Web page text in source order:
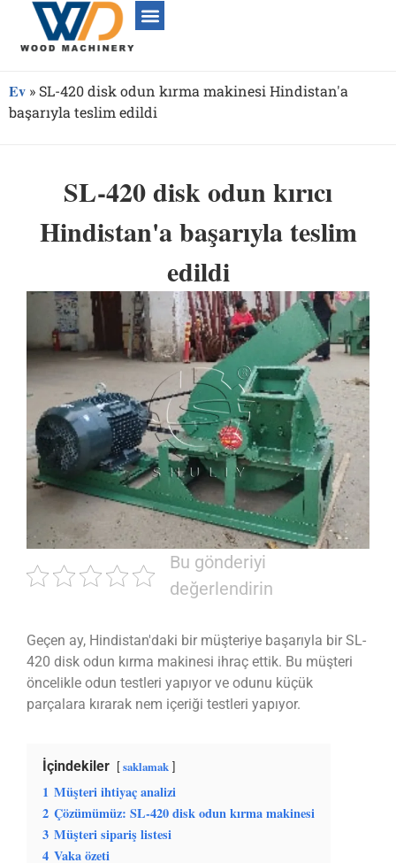
Ev » SL-420 disk odun kırma makinesi Hindistan'a
başarıyla teslim edildi
SL-420 disk odun kırıcı
Hindistan'a başarıyla teslim
edildi
Bu gönderiyi
değerlendirin
Geçen ay, Hindistan'daki bir müşteriye başarıyla bir SL-
420 disk odun kırma makinesi ihraç ettik. Bu müşteri
öncelikle odun testleri yapıyor ve odunu küçük
parçalara kırarak nem içeriği testleri yapıyor.
İçindekiler saklamak
1 Müşteri ihtiyaç analizi
2 Çözümümüz: SL-420 disk odun kırma makinesi
3 Müşteri sipariş listesi
4 Vaka özeti